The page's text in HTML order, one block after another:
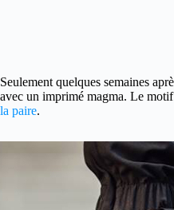
Seulement quelques semaines
avec un imprimé magma. Le
la paire.